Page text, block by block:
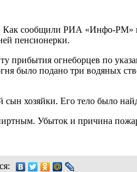
Как сообщили РИА «Инфо-
пенсионерки.
огнеборцев по
было подано три водяных
сын хозяйки. Его тело было
Убыток и причина